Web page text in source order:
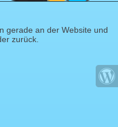
gerade an der Website und
zurück.